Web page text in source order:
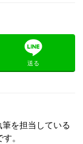
送る
を担当している
。